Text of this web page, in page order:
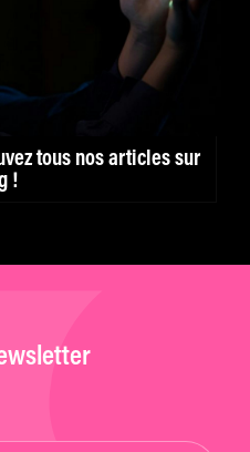
tous nos articles sur
!